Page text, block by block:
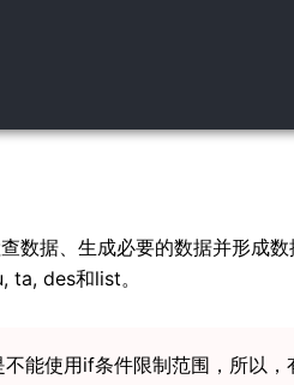
数据、生成必要的数据并形成
ta, des和list。
能使用if条件限制范围，所以，